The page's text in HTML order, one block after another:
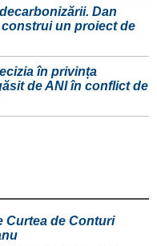
Dan
un proiect de
în privința
de ANI în conflict de
Curtea de Conturi